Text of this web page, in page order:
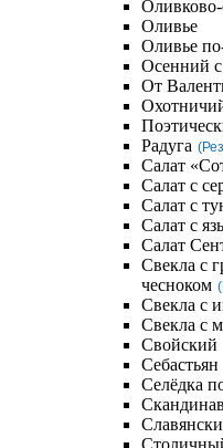
Оливье
Оливье
Осенний
От
Радуга
Салат
Салат с
Салат с
Салат с
Салат
Свекла с
чесноком
Свекла с
Свекла с
Свойский
Себастьян
Селёдка